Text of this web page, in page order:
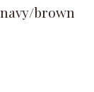
brown